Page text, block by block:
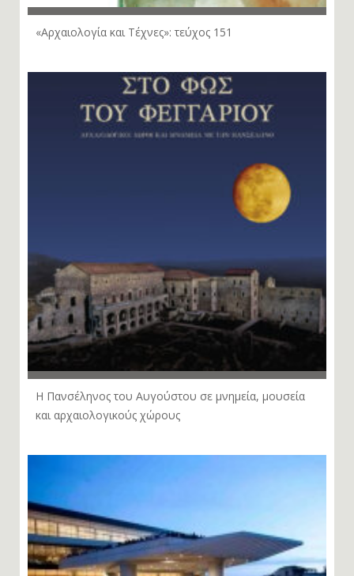
«Αρχαιολογία και Τέχνες»: τεύχος 151
Η Πανσέληνος του Αυγούστου σε μνημεία, μουσεία
και αρχαιολογικούς χώρους